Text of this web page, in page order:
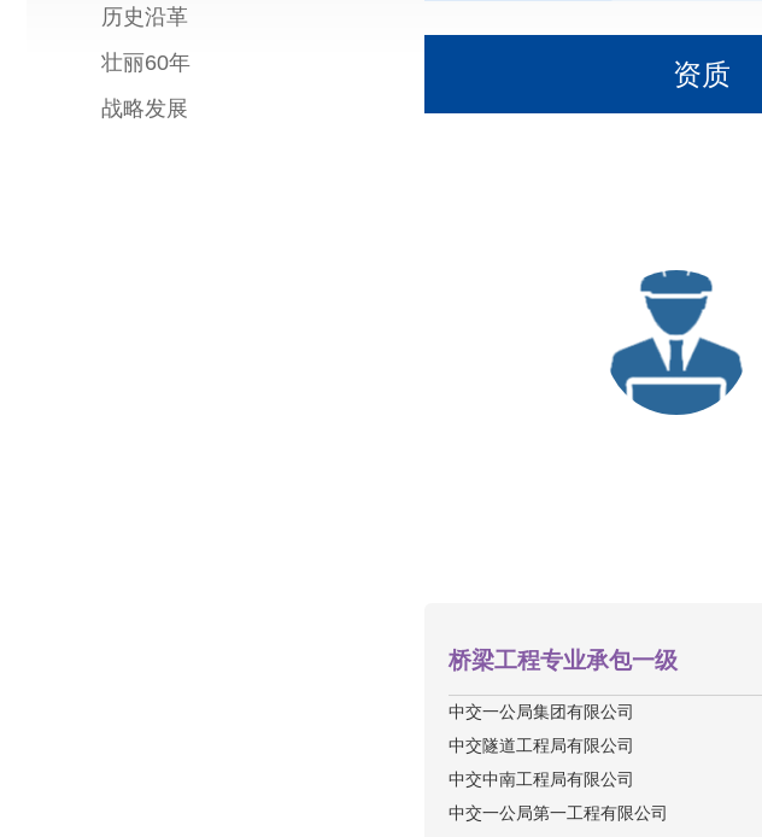
历史沿革
壮丽60年
战略发展
资质
桥梁工程专业承包一级
中交一公局集团有限公司
中交隧道工程局有限公司
中交中南工程局有限公司
中交一公局第一工程有限公司